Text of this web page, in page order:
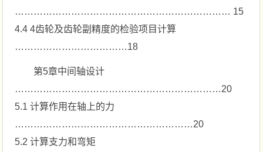
…………………………………………………………… 15
4.4 4齿轮及齿轮副精度的检验项目计算
………………………………18
第5章中间轴设计
…………………………………………………………20
5.1 计算作用在轴上的力
…………………………………………………20
5.2 计算支力和弯矩